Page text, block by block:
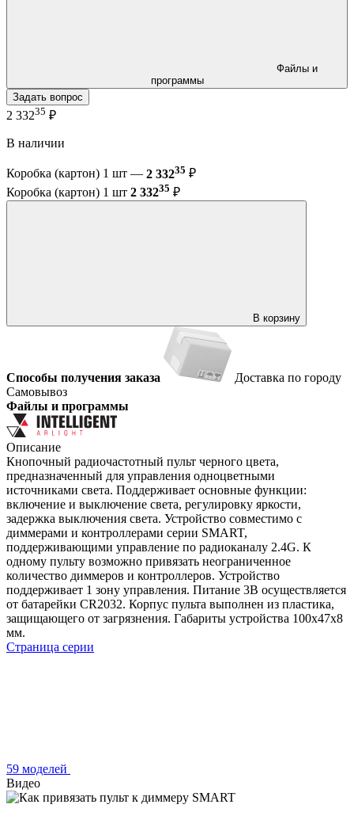
программы
Задать вопрос
2 33235 ₽
В наличии
Коробка (картон) 1 шт — 2 33235 ₽
Коробка (картон) 1 шт 2 33235 ₽
В корзину
Способы получения заказа
Доставка по городу
Самовывоз
Файлы и программы
Описание
Кнопочный радиочастотный пульт черного цвета,
предназначенный для управления одноцветными
источниками света. Поддерживает основные функции:
включение и выключение света, регулировку яркости,
задержка выключения света. Устройство совместимо с
диммерами и контроллерами серии SMART,
поддерживающими управление по радиоканалу 2.4G. К
одному пульту возможно привязать неограниченное
количество диммеров и контроллеров. Устройство
поддерживает 1 зону управления. Питание 3В осуществляется
от батарейки CR2032. Корпус пульта выполнен из пластика,
защищающего от загрязнения. Габариты устройства 100x47x8
мм.
Страница серии
59 моделей
Видео